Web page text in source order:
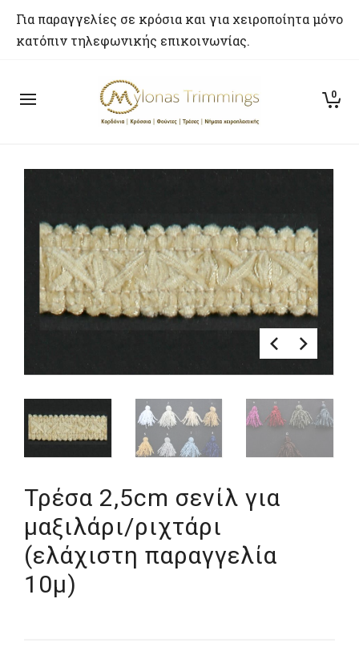
Για παραγγελίες σε κρόσια και για χειροποίητα μόνο
κατόπιν τηλεφωνικής επικοινωνίας.
0
Τρέσα 2,5cm σενίλ για
μαξιλάρι/ριχτάρι
(ελάχιστη παραγγελία
10μ)